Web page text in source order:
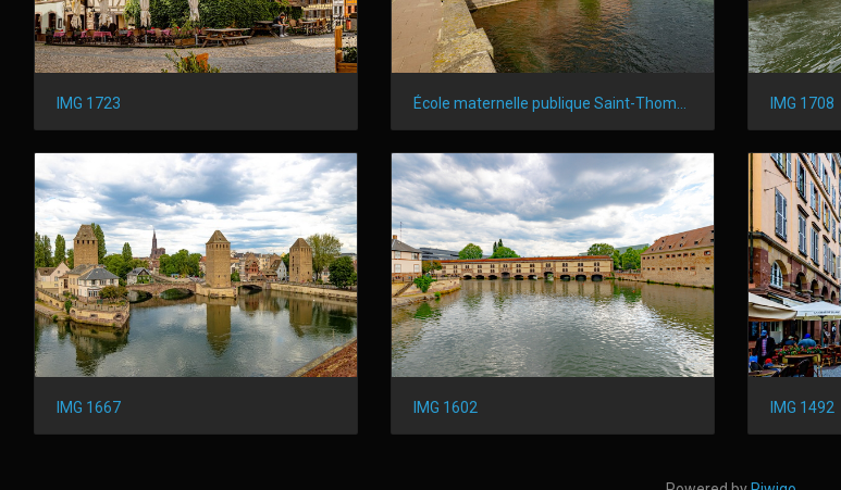
IMG 1723 IMG 1708
IMG 1667 IMG 1602 IMG 1492